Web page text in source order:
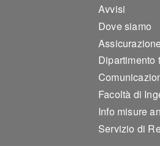
Footer
Avvisi
Dove siamo
Dipartimento
Facoltà di
Info misure
Servizio di